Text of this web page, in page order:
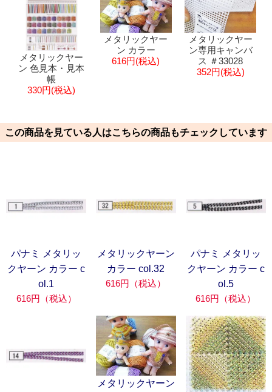
メタリックヤー
ン 色見本・見本
帳
330円(税込)
メタリックヤー
ン カラー
616円(税込)
メタリックヤー
ン専用キャンバ
ス ＃33028
352円(税込)
この商品を見ている人はこちらの商品もチェックしています
パナミ メタリッ
クヤーン カラー c
ol.1
616円（税込）
メタリックヤーン
カラー col.32
616円（税込）
パナミ メタリッ
クヤーン カラー c
ol.5
616円（税込）
メタリックヤーン